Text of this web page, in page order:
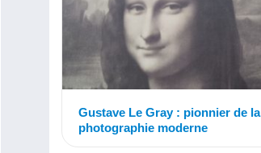
Gustave Le Gray : pionnier de la
photographie moderne